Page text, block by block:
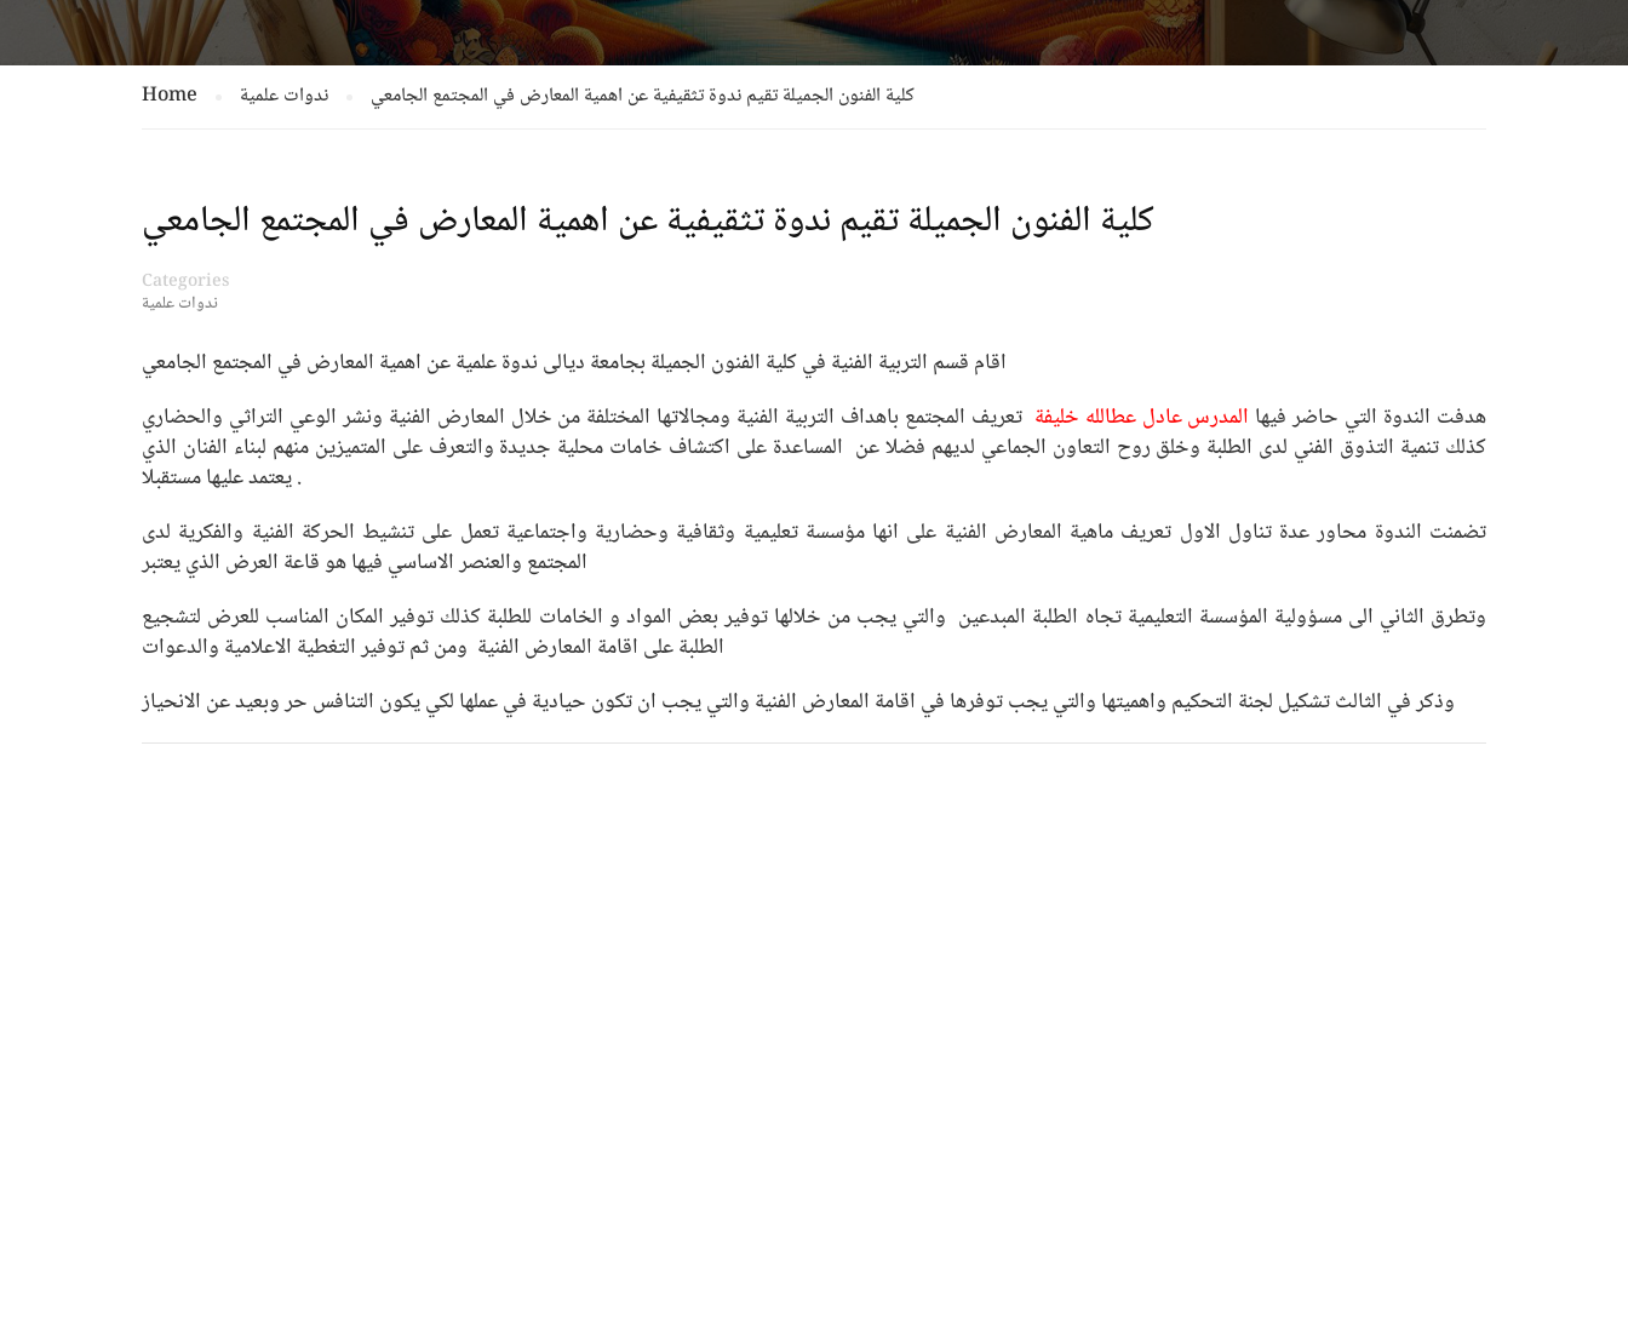
Home ندوات علمية كلية الفنون الجميلة تقيم ندوة تثقيفية عن اهمية المعارض في المجتمع الجامعي
كلية الفنون الجميلة تقيم ندوة تثقيفية عن اهمية المعارض في المجتمع الجامعي
Categories
ندوات علمية
اقام قسم التربية الفنية في كلية الفنون الجميلة بجامعة ديالى ندوة علمية عن اهمية المعارض في المجتمع الجامعي
هدفت الندوة التي حاضر فيها المدرس عادل عطالله خليفة تعريف المجتمع باهداف التربية الفنية ومجالاتها المختلفة من خلال المعارض الفنية ونشر الوعي التراثي والحضاري
كذلك تنمية التذوق الفني لدى الطلبة وخلق روح التعاون الجماعي لديهم فضلا عن المساعدة على اكتشاف خامات محلية جديدة والتعرف على المتميزين منهم لبناء الفنان الذي
يعتمد عليها مستقبلا .
تضمنت الندوة محاور عدة تناول الاول تعريف ماهية المعارض الفنية على انها مؤسسة تعليمية وثقافية وحضارية واجتماعية تعمل على تنشيط الحركة الفنية والفكرية لدى
المجتمع والعنصر الاساسي فيها هو قاعة العرض الذي يعتبر
وتطرق الثاني الى مسؤولية المؤسسة التعليمية تجاه الطلبة المبدعين والتي يجب من خلالها توفير بعض المواد و الخامات للطلبة كذلك توفير المكان المناسب للعرض لتشجيع
الطلبة على اقامة المعارض الفنية ومن ثم توفير التغطية الاعلامية والدعوات
وذكر في الثالث تشكيل لجنة التحكيم واهميتها والتي يجب توفرها في اقامة المعارض الفنية والتي يجب ان تكون حيادية في عملها لكي يكون التنافس حر وبعيد عن الانحياز